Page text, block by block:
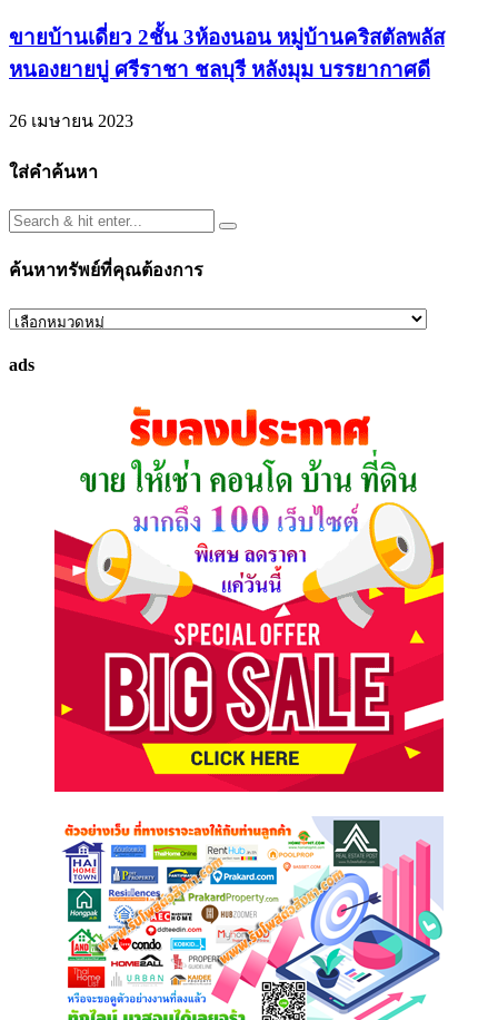
ขายบ้านเดี่ยว 2ชั้น 3ห้องนอน หมู่บ้านคริสตัลพลัส
หนองยายบู่ ศรีราชา ชลบุรี หลังมุม บรรยากาศดี
26 เมษายน 2023
ใส่คำค้นหา
ค้นหาทรัพย์ที่คุณต้องการ
ค้นหา
ที่
ads